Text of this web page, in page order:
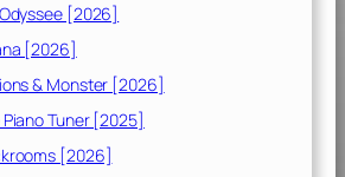
[2026]
[2026]
& Monster [2026]
Tuner [2025]
[2026]